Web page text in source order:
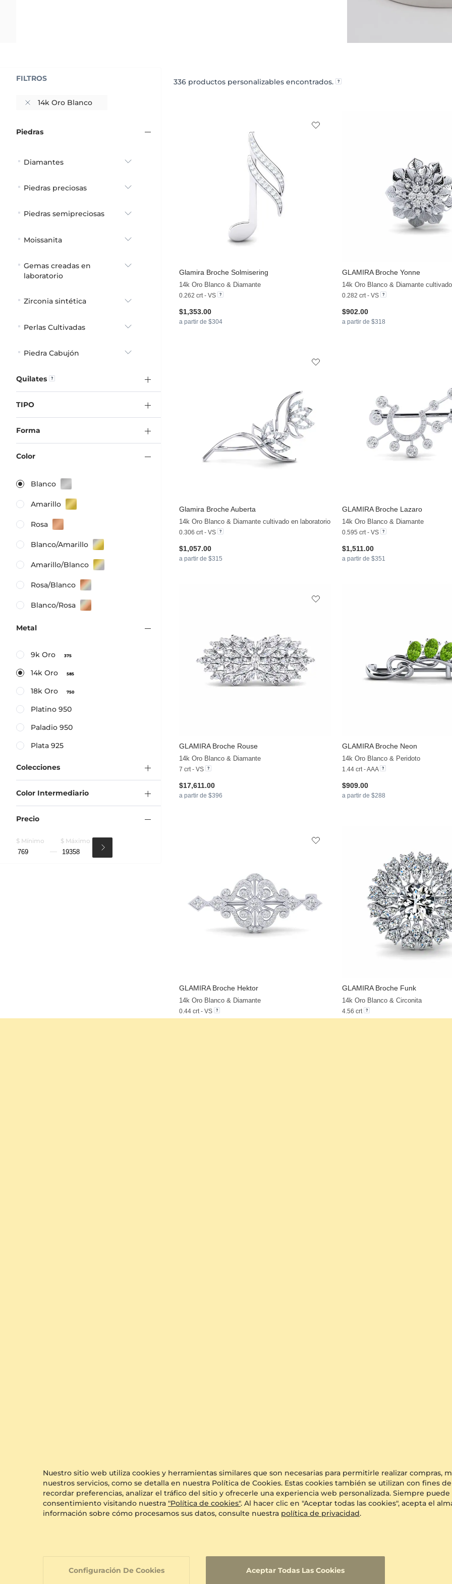
336 productos personalizables encontrados.
Glamira Broche Solmisering
14k Oro Blanco & Diamante
0.262 crt - VS
$1,353.00
a partir de $304
GLAMIRABroche Yonne
14k Oro Blanco & Diamante
0.282 crt - VS
$902.00
a partir de $318
+8
Glamira Broche Auberta
14k Oro Blanco & Diamante cultivado en laboratorio
0.306 crt - VS
$1,057.00
a partir de $315
GLAMIRABroche Lazaro
14k Oro Blanco & Diamante
0.595 crt - VS
$1,511.00
a partir de $351
GLAMIRABroche Rouse
14k Oro Blanco & Diamante
7 crt - VS
$17,611.00
a partir de $396
GLAMIRABroche Neon
14k Oro Blanco & Peridoto
1.44 crt - AAA
$909.00
a partir de $288
GLAMIRABroche Hektor
14k Oro Blanco & Diamante
0.44 crt - VS
GLAMIRABroche Funk
14k Oro Blanco & Circonita
4.56 crt
+6
14k Oro Blanco & Zafiro Rosado & Circonita
0.249 crt - AAA
$1,263.00
a partir de $348
14k Oro Blanco & Diamante
1.142 crt - SI
$6,276.00
a partir de $302
FILTROS
14k Oro Blanco
Piedras
Diamantes
Piedras preciosas
Piedras semipreciosas
Moissanita
Gemas creadas en
laboratorio
Zirconia sintética
Perlas Cultivadas
Piedra Cabujón
Quilates
TIPO
Forma
Color
Blanco
Amarillo
Rosa
Blanco/Amarillo
Amarillo/Blanco
Rosa/Blanco
Blanco/Rosa
Metal
9k Oro 375
14k Oro 585
18k Oro 750
Platino 950
Paladio 950
Plata 925
Color Intermediario
Colecciones
Precio
$ Mínimo $ Máximo
Nuestro sitio web utiliza cookies y herramientas similares que son necesarias para permitirle realizar compras,
nuestros servicios, como se detalla en nuestra Política de Cookies. Estas cookies también se utilizan con fines
recordar preferencias, analizar el tráfico del sitio y ofrecerle una experiencia web personalizada. Siempre
consentimiento visitando nuestra "Política de cookies". Al hacer clic en "Aceptar todas las cookies", acepta el
información sobre cómo procesamos sus datos, consulte nuestra política de privacidad.
Aceptar Todas Las Cookies
Configuración De Cookies